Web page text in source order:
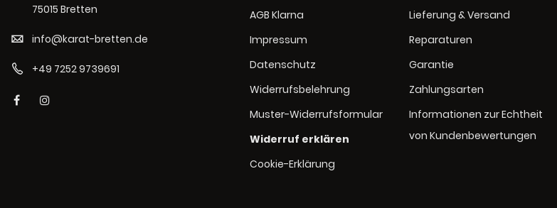
75015 Bretten
info@karat-bretten.de
+49 7252 9739691
AGB Klarna
Impressum
Datenschutz
Widerrufsbelehrung
Muster-Widerrufsformular
Widerruf erklären
Cookie-Erklärung
Lieferung & Versand
Reparaturen
Garantie
Zahlungsarten
Informationen zur Echtheit
von Kundenbewertungen